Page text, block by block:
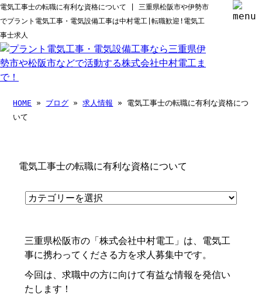
電気工事士の転職に有利な資格について | 三重県松阪市や伊勢市
でプラント電気工事・電気設備工事は中村電工|転職歓迎!電気工
事士求人
HOME » ブログ »求人情報 » 電気工事士の転職に有利な資格につ
いて
電気工事士の転職に有利な資格について
三重県松阪市の「株式会社中村電工」は、電気工
事に携わってくださる方を求人募集中です。
今回は、求職中の方に向けて有益な情報を発信い
たします！